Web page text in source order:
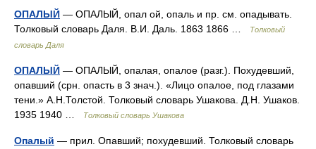
ОПАЛЫЙ — ОПАЛЫЙ, опал ой, опаль и пр. см. опадывать.
Толковый словарь Даля. В.И. Даль. 1863 1866 …
Толковый
словарь Даля
ОПАЛЫЙ — ОПАЛЫЙ, опалая, опалое (разг.). Похудевший,
опавший (срн. опасть в 3 знач.). «Лицо опалое, под глазами
тени.» А.Н.Толстой. Толковый словарь Ушакова. Д.Н. Ушаков.
1935 1940 …
Толковый словарь Ушакова
Опалый — прил. Опавший; похудевший. Толковый словарь